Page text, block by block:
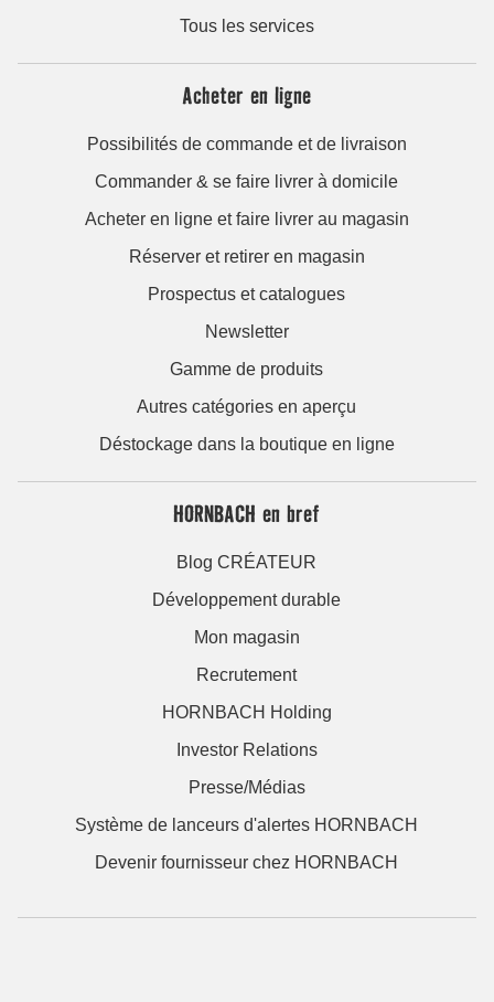
Tous les services
Acheter en ligne
Possibilités de commande et de livraison
Commander & se faire livrer à domicile
Acheter en ligne et faire livrer au magasin
Réserver et retirer en magasin
Prospectus et catalogues
Newsletter
Gamme de produits
Autres catégories en aperçu
Déstockage dans la boutique en ligne
HORNBACH en bref
Blog CRÉATEUR
Développement durable
Mon magasin
Recrutement
HORNBACH Holding
Investor Relations
Presse/Médias
Système de lanceurs d'alertes HORNBACH
Devenir fournisseur chez HORNBACH